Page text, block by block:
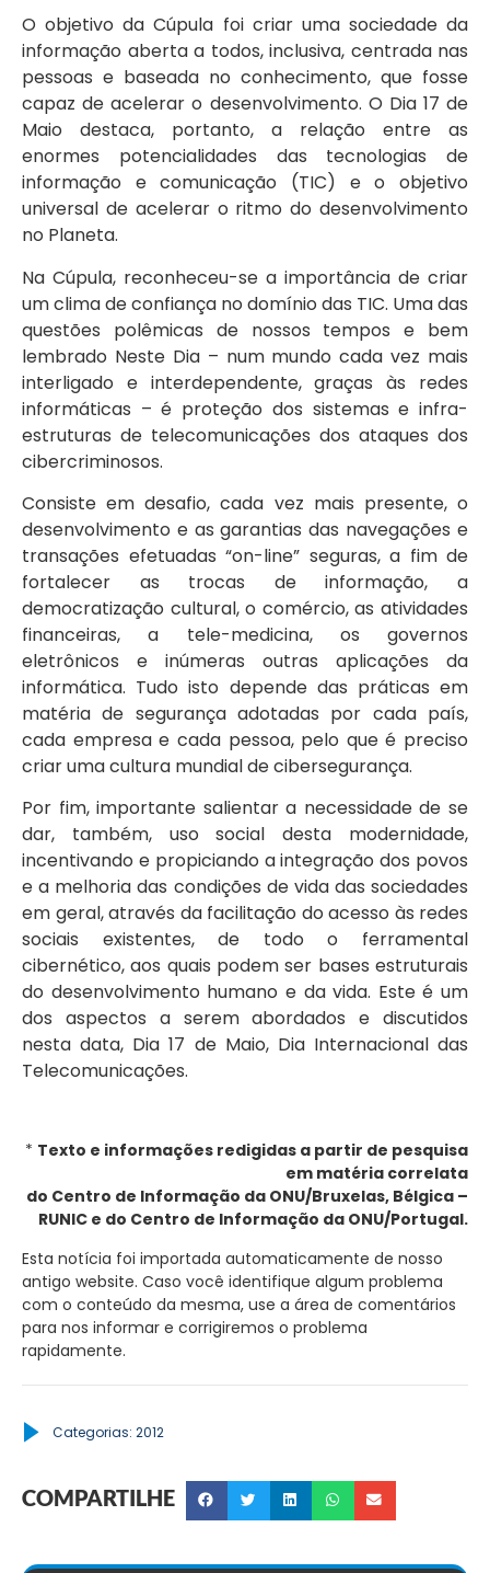
O objetivo da Cúpula foi criar uma sociedade da
informação aberta a todos, inclusiva, centrada nas
pessoas e baseada no conhecimento, que fosse
capaz de acelerar o desenvolvimento. O Dia 17 de
Maio destaca, portanto, a relação entre as
enormes potencialidades das tecnologias de
informação e comunicação (TIC) e o objetivo
universal de acelerar o ritmo do desenvolvimento
no Planeta.
Na Cúpula, reconheceu-se a importância de criar
um clima de confiança no domínio das TIC. Uma das
questões polêmicas de nossos tempos e bem
lembrado Neste Dia – num mundo cada vez mais
interligado e interdependente, graças às redes
informáticas – é proteção dos sistemas e infra-
estruturas de telecomunicações dos ataques dos
cibercriminosos.
Consiste em desafio, cada vez mais presente, o
desenvolvimento e as garantias das navegações e
transações efetuadas “on-line” seguras, a fim de
fortalecer as trocas de informação, a
democratização cultural, o comércio, as atividades
financeiras, a tele-medicina, os governos
eletrônicos e inúmeras outras aplicações da
informática. Tudo isto depende das práticas em
matéria de segurança adotadas por cada país,
cada empresa e cada pessoa, pelo que é preciso
criar uma cultura mundial de cibersegurança.
Por fim, importante salientar a necessidade de se
dar, também, uso social desta modernidade,
incentivando e propiciando a integração dos povos
e a melhoria das condições de vida das sociedades
em geral, através da facilitação do acesso às redes
sociais existentes, de todo o ferramental
cibernético, aos quais podem ser bases estruturais
do desenvolvimento humano e da vida. Este é um
dos aspectos a serem abordados e discutidos
nesta data, Dia 17 de Maio, Dia Internacional das
Telecomunicações.
* Texto e informações redigidas a partir de pesquisa
em matéria correlata
do Centro de Informação da ONU/Bruxelas, Bélgica –
RUNIC e do Centro de Informação da ONU/Portugal.
Esta notícia foi importada automaticamente de nosso
antigo website. Caso você identifique algum problema
com o conteúdo da mesma, use a área de comentários
para nos informar e corrigiremos o problema
rapidamente.
Categorias: 2012
COMPARTILHE